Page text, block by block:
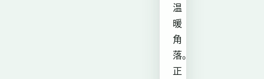
温
暖
角
落。
正